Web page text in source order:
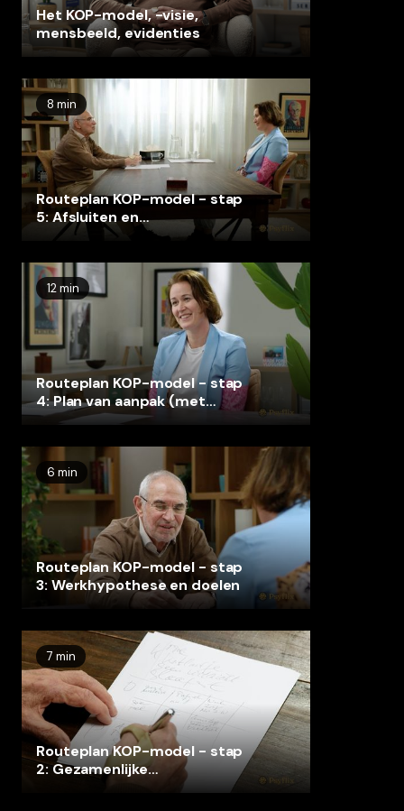
Het KOP-model, -visie,
mensbeeld, evidenties
8 min
Routeplan KOP-model - stap
5: Afsluiten en
terugvalpreventie
12 min
Routeplan KOP-model - stap
4: Plan van aanpak (met
name de P)
6 min
Routeplan KOP-model - stap
3: Werkhypothese en doelen
7 min
Routeplan KOP-model - stap
2: Gezamenlijke
probleemdefinitie